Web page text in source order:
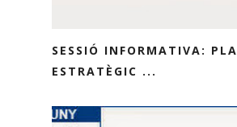
SESSIÓ INFORMATIVA: PLA
ESTRATÈGIC ...